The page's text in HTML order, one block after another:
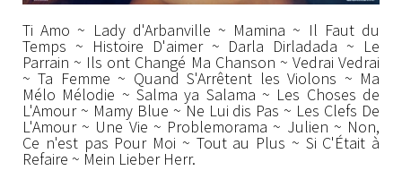
Ti Amo ~ Lady d'Arbanville ~ Mamina ~ Il Faut du
Temps ~ Histoire D'aimer ~ Darla Dirladada ~ Le
Parrain ~ Ils ont Changé Ma Chanson ~ Vedrai Vedrai
~ Ta Femme ~ Quand S'Arrêtent les Violons ~ Ma
Mélo Mélodie ~ Salma ya Salama ~ Les Choses de
L'Amour ~ Mamy Blue ~ Ne Lui dis Pas ~ Les Clefs De
L'Amour ~ Une Vie ~ Problemorama ~ Julien ~ Non,
Ce n'est pas Pour Moi ~ Tout au Plus ~ Si C'Était à
Refaire ~ Mein Lieber Herr.